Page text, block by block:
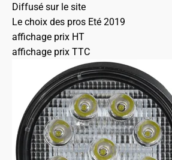
Diffusé sur le site
Le choix des pros Eté 2019
affichage prix HT
affichage prix TTC